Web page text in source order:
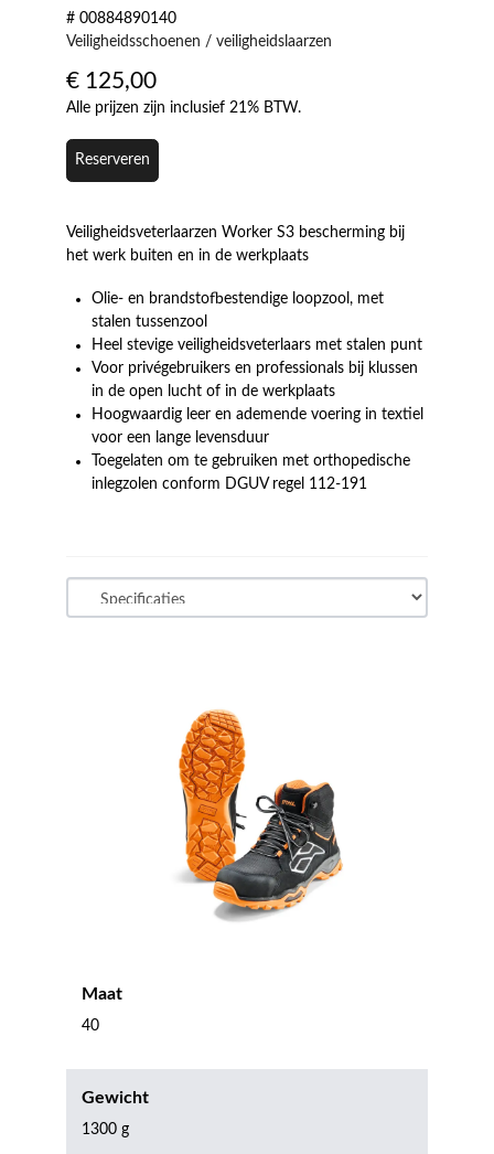
# 00884890140
Veiligheidsschoenen / veiligheidslaarzen
€ 125,00
Alle prijzen zijn inclusief 21% BTW.
Reserveren
Veiligheidsveterlaarzen Worker S3 bescherming bij
het werk buiten en in de werkplaats
Olie- en brandstofbestendige loopzool, met
stalen tussenzool
Heel stevige veiligheidsveterlaars met stalen punt
Voor privégebruikers en professionals bij klussen
in de open lucht of in de werkplaats
Hoogwaardig leer en ademende voering in textiel
voor een lange levensduur
Toegelaten om te gebruiken met orthopedische
inlegzolen conform DGUV regel 112-191
Maat
40
Gewicht
1300 g